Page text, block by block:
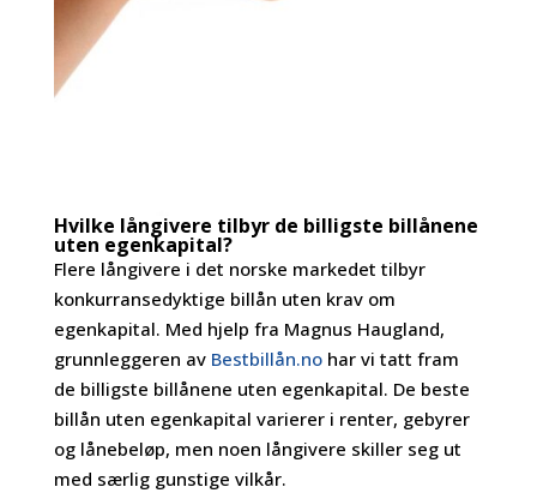
Hvilke långivere tilbyr de billigste billånene
uten egenkapital?
Flere långivere i det norske markedet tilbyr
konkurransedyktige billån uten krav om
egenkapital. Med hjelp fra Magnus Haugland,
grunnleggeren av Bestbillån.nohar vi tatt fram
de billigste billånene uten egenkapital. De beste
billån uten egenkapital varierer i renter, gebyrer
og lånebeløp, men noen långivere skiller seg ut
med særlig gunstige vilkår.